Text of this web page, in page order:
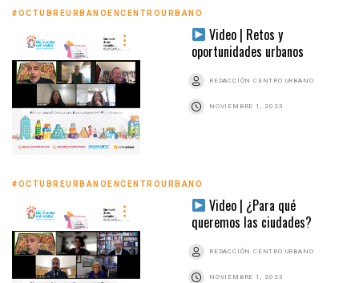
#OCTUBREURBANOENCENTROURBANO
Video | Retos y
oportunidades urbanos
REDACCIÓN CENTRO URBANO
NOVIEMBRE 1, 2023
#OCTUBREURBANOENCENTROURBANO
Video | ¿Para qué
queremos las ciudades?
REDACCIÓN CENTRO URBANO
NOVIEMBRE 1, 2023